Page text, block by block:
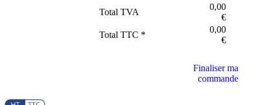
Total TVA
0,00
€
Total TTC *
0,00
€
Finaliser ma
commande